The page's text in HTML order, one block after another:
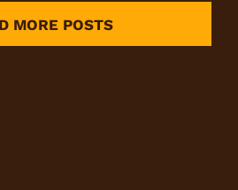
MORE POSTS